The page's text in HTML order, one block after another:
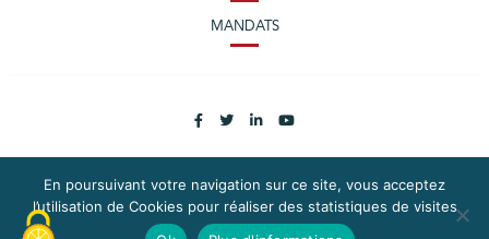
MANDATS
PLAN DU SITE
MENTIONS LÉGALES
En poursuivant votre navigation sur ce site, vous acceptez
l’utilisation de Cookies pour réaliser des statistiques de visites